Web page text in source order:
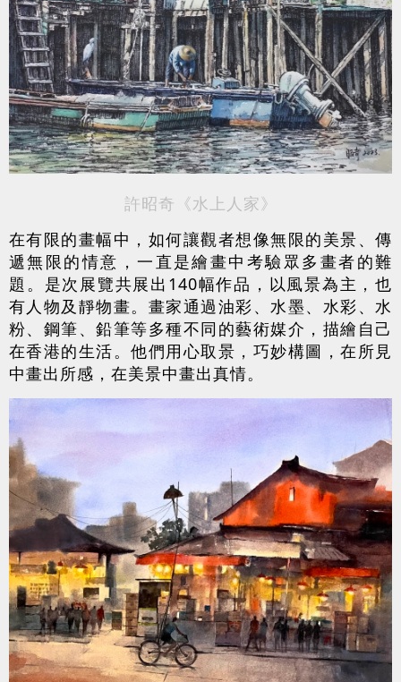
許昭奇《水上人家》
在有限的畫幅中，如何讓觀者想像無限的美景、傳
遞無限的情意，一直是繪畫中考驗眾多畫者的難
題。是次展覽共展出140幅作品，以風景為主，也
有人物及靜物畫。畫家通過油彩、水墨、水彩、水
粉、鋼筆、鉛筆等多種不同的藝術媒介，描繪自己
在香港的生活。他們用心取景，巧妙構圖，在所見
中畫出所感，在美景中畫出真情。